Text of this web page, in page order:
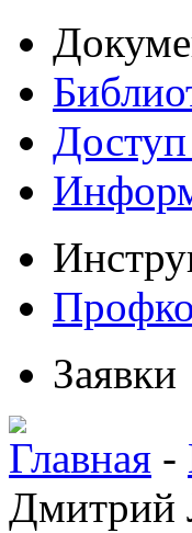
Заявки
Главная -
Дмитрий